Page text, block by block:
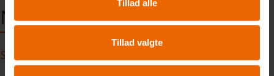
Tillad alle
Tillad valgte
NYT OG VIDEN
SE ALLE